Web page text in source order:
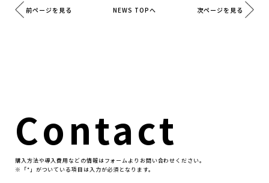
前ページを見る NEWS TOPへ 次ページを見る
Contact
購⼊⽅法や導⼊費⽤などの情報はフォームよりお問い合わせください。
※「*」がついている項⽬は⼊⼒が必須となります。